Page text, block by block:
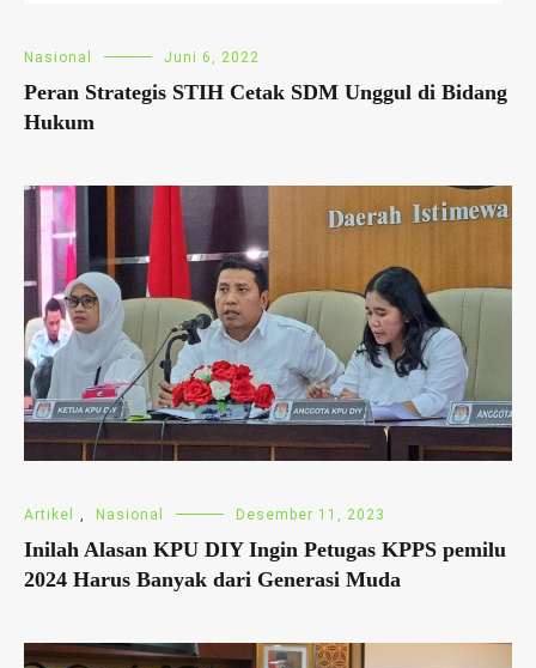
Nasional Juni 6, 2022
Peran Strategis STIH Cetak SDM Unggul di Bidang
Hukum
Artikel , Nasional Desember 11, 2023
Inilah Alasan KPU DIY Ingin Petugas KPPS pemilu
2024 Harus Banyak dari Generasi Muda